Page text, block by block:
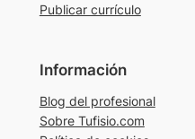
Publicar currículo
Información
Blog del profesional
Sobre Tufisio.com